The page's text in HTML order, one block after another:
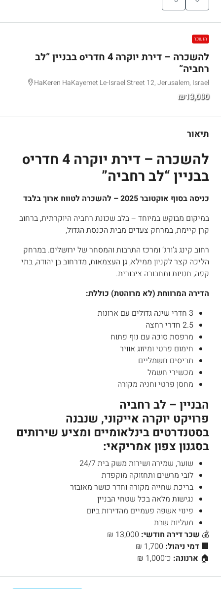
הושכר
להשכרה – דירת יוקרה 4 חדריo בבניין “לב
רחביה”
HaKeren HaKayemet Le-Israel Street 12, Jerusalem, Israel
₪13,000
תיאור
להשכרה – דירת יוקרה 4 חדריo
בבניין “לב רחביה”
כניסה בסוף אוקטובר 2025 – להשכרה לטווח ארוך בלבד
במיקום מבוקש במיוחד – בלב שכונת רחביה היוקרתית, ברחוב
קרן קיימת, במרחק צעדים מבית הכנסת הגדול,
רחוב קינג ג’ורג’ ומרכז התרבות והמסחר של ירושלים. במרחק
הליכה קצר לקניון ממילא, גן העצמאות, מדרחוב בן יהודה, בתי
קפה, חנויות ותחבורה ציבורית.
הדירה המרווחת (לא מרוהטת) כוללת:
3 חדרי שינה גדולים עם ארונות
2.5 חדרי רחצה
מרפסת סוכה עם נוף פתוח
חימום פרטי ומיזוג אוויר
תריסים חשמליים
מכשירי חשמל
מחסן פרטי וחניה מקורה
הבניין – לב רחביה
פרויקט יוקרה אייקוני, שנבנה
בסטנדרטים בינלאומיים ומציע שירותים
בסגנון צפון אמריקאי:
שוער, שמירה ושירות משק בית 24/7
לובי מרשים ותחזוקה מוקפדת
בריכת שחייה מקורה וחדר כושר מאובזר
נגישות מלאה בכל שטחי הבניין
פינוי אשפה פעמיים מהדירות ביום
מעליות שבת
💰 שכר דירה חודשי:
🏢 דמי ניהול:
🏠 ארנונה: כ־1,000 ₪